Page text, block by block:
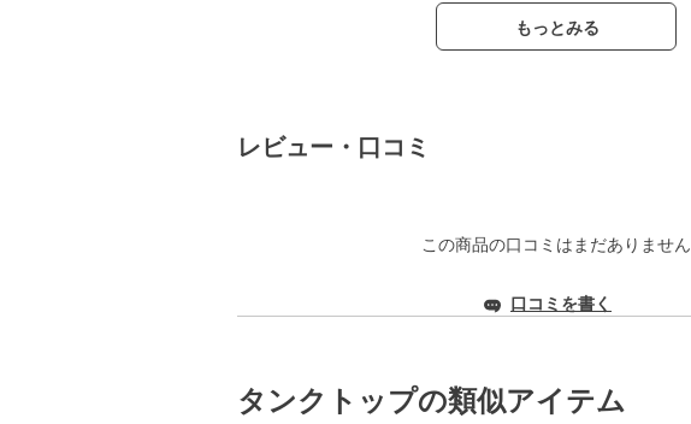
もっとみる
レビュー・口コミ
この商品の口コミはまだありません
口コミを書く
タンクトップの類似アイテム